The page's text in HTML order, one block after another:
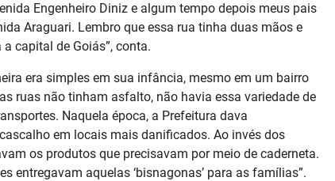
Engenheiro Diniz e algum tempo depois meus pais
Araguari. Lembro que essa rua tinha duas mãos e
capital de Goiás”, conta.
era simples em sua infância, mesmo em um bairro
ruas não tinham asfalto, não havia essa variedade de
Naquela época, a Prefeitura dava
em locais mais danificados. Ao invés dos
os produtos que precisavam por meio de caderneta.
entregavam aquelas ‘bisnagonas’ para as famílias”.